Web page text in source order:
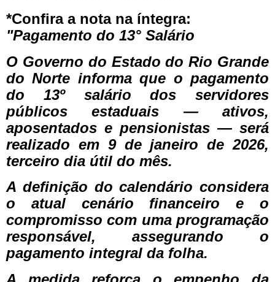
*Confira a nota na íntegra:
"Pagamento do 13° Salário
O Governo do Estado do Rio Grande
do Norte informa que o pagamento
do 13º salário dos servidores
públicos estaduais — ativos,
aposentados e pensionistas — será
realizado em 9 de janeiro de 2026,
terceiro dia útil do mês.
A definição do calendário considera
o atual cenário financeiro e o
compromisso com uma programação
responsável, assegurando o
pagamento integral da folha.